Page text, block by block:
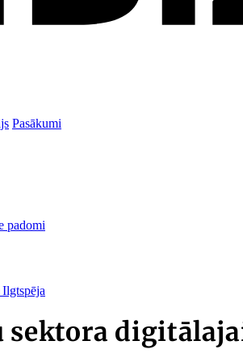
Pasākumi
padomi
Ilgtspēja
sektora